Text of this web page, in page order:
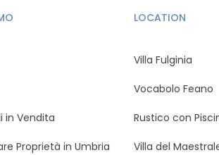
in Vendita
Proprietà in Umbria
LOCATION
Villa Fulginia
Vocabolo Feano
Rustico con
Villa del